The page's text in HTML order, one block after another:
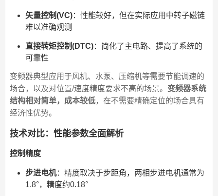
矢量控制(VC)：性能较好，但在实际应用中转子磁链
难以准确观测
直接转矩控制(DTC)：简化了主电路、提高了系统的
可靠性
变频器典型应用于风机、水泵、压缩机等需要节能调速的
场合，以及对位置/速度精度要求不高的场景。 变频器系统
结构相对简单，成本较低，在不需要精确定位的场合具有
经济性优势。
技术对比：性能参数全面解析
控制精度
步进电机：精度取决于步距角，两相步进电机通常为
1.8°，精度约0.18°